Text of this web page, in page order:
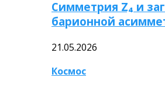
Симметрия Z₄ и
барионной
21.05.2026
Космос